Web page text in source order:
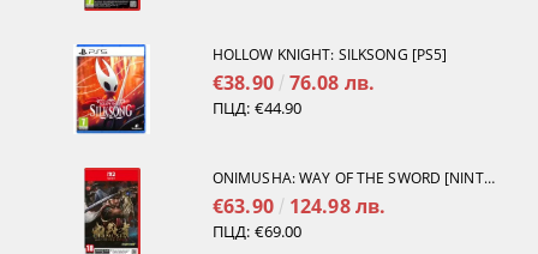
HOLLOW KNIGHT: SILKSONG [PS5]
€38.90 76.08 лв.
ПЦД: €44.90
ONIMUSHA: WAY OF THE SWORD [NINTENDO SWITCH 2]
€63.90 124.98 лв.
ПЦД: €69.00